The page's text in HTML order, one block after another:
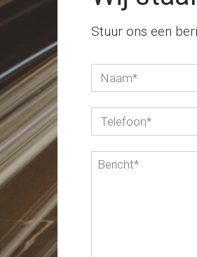
Stuur ons een